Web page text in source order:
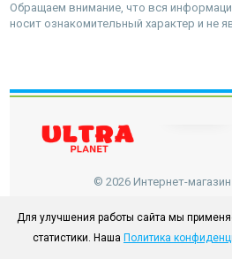
Обращаем внимание, что вся
носит ознакомительный характер и не
© 2026 Интернет-
наверх
Для улучшения работы сайта мы
статистики. Наша Политика